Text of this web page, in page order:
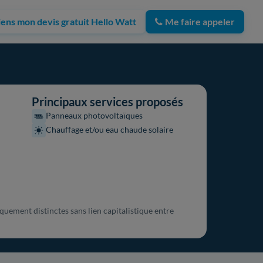
mon devis gratuit Hello Watt Me faire appeler
Principaux services proposés
Panneaux photovoltaïques
Chauffage et/ou eau chaude solaire
distinctes sans lien capitalistique entre